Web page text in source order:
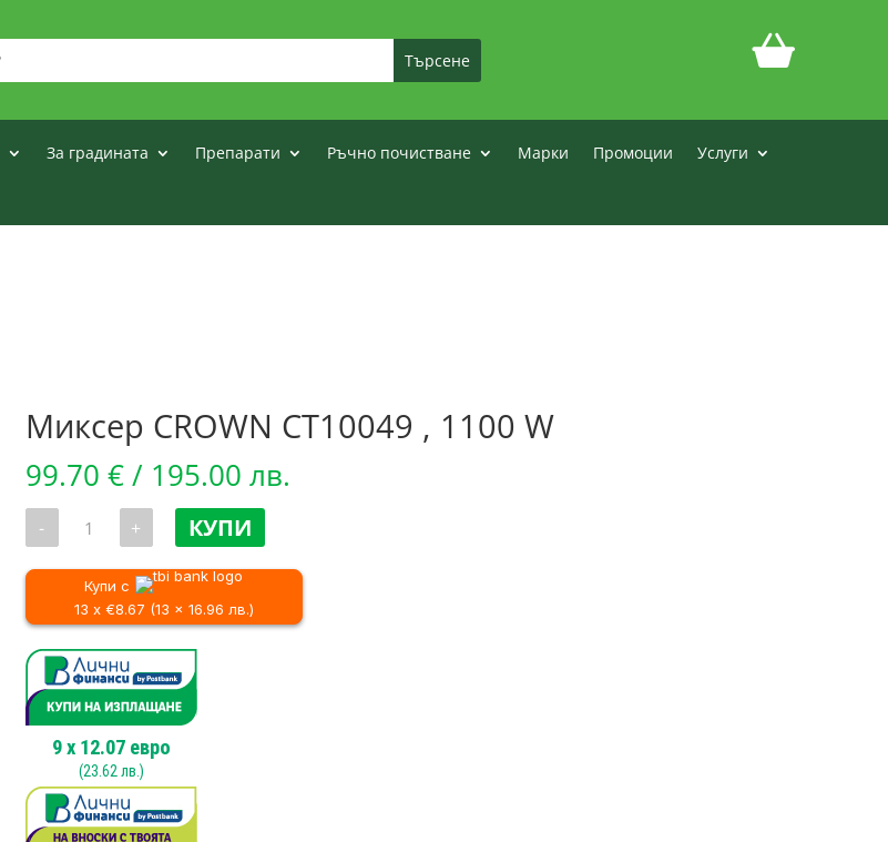
За градината Препарати Ръчно почистване Марки Промоции
Услуги
Миксер CROWN CT10049 , 1100 W
99.70 €/ 195.00 лв.
- количество
Миксер
CROWN
CT10049
1100
+ КУПИ
Купи с
13 x €8.67 (13 x 16.96 лв.)
9x 12.07евро
(23.62лв.)